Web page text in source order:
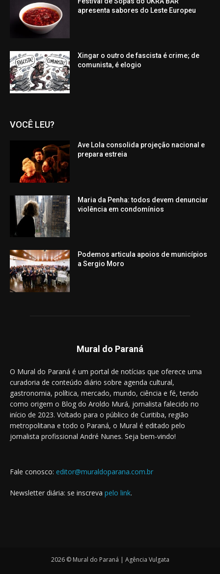
apresenta sabores do Leste Europeu
Xingar o outro de fascista é crime; de
comunista, é elogio
VOCÊ LEU?
Ave Lola consolida projeção nacional e
prepara estreia
Maria da Penha: todos devem denunciar
violência em condomínios
Podemos articula apoios de municípios
a Sergio Moro
Mural do Paraná
O Mural do Paraná é um portal de notícias que oferece uma
curadoria de conteúdo diário sobre agenda cultural,
gastronomia, política, mercado, mundo, ciência e fé, tendo
como origem o Blog do Aroldo Murá, jornalista falecido no
início de 2023. Voltado para o público de Curitiba, região
metropolitana e todo o Paraná, o Mural é editado pelo
jornalista profissional André Nunes. Seja bem-vindo!
Fale conosco: editor@muraldoparana.com.br
Newsletter diária: se inscreva pelo link.
2026 © Mural do Paraná | Agência Vulgata